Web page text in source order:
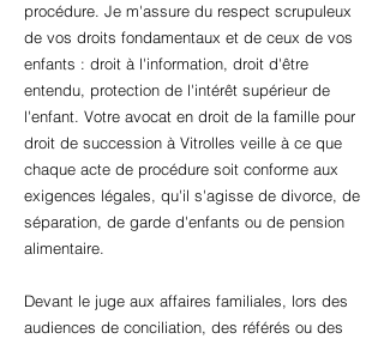
procédure. Je m'assure du respect scrupuleux
de vos droits fondamentaux et de ceux de vos
enfants : droit à l'information, droit d'être
entendu, protection de l'intérêt supérieur de
l'enfant. Votre avocat en droit de la famille pour
droit de succession à Vitrolles veille à ce que
chaque acte de procédure soit conforme aux
exigences légales, qu'il s'agisse de divorce, de
séparation, de garde d'enfants ou de pension
alimentaire.
Devant le juge aux affaires familiales, lors des
audiences de conciliation, des référés ou des